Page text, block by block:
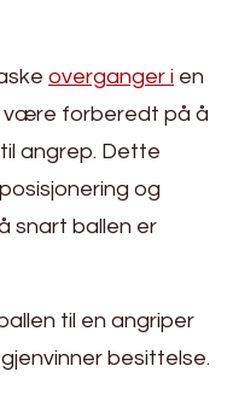
overganger i en
være forberedt på å
angrep. Dette
og
snart ballen er
til en angriper
besittelse.